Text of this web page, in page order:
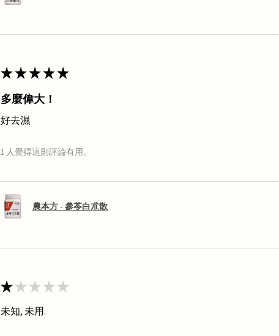
★★★★★
多麼偉大！
好去濕
1 人覺得這則評論有用。
農本方 - 參苓白朮散
★★★★★
未知, 未用.